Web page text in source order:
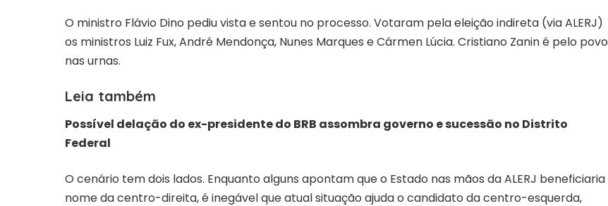
O ministro Flávio Dino pediu vista e sentou no processo. Votaram pela eleição indireta (via ALERJ)
os ministros Luiz Fux, André Mendonça, Nunes Marques e Cármen Lúcia. Cristiano Zanin é pelo povo
nas urnas.
Leia também
Possível delação do ex-presidente do BRB assombra governo e sucessão no Distrito
Federal
O cenário tem dois lados. Enquanto alguns apontam que o Estado nas mãos da ALERJ beneficiaria
nome da centro-direita, é inegável que atual situação ajuda o candidato da centro-esquerda,